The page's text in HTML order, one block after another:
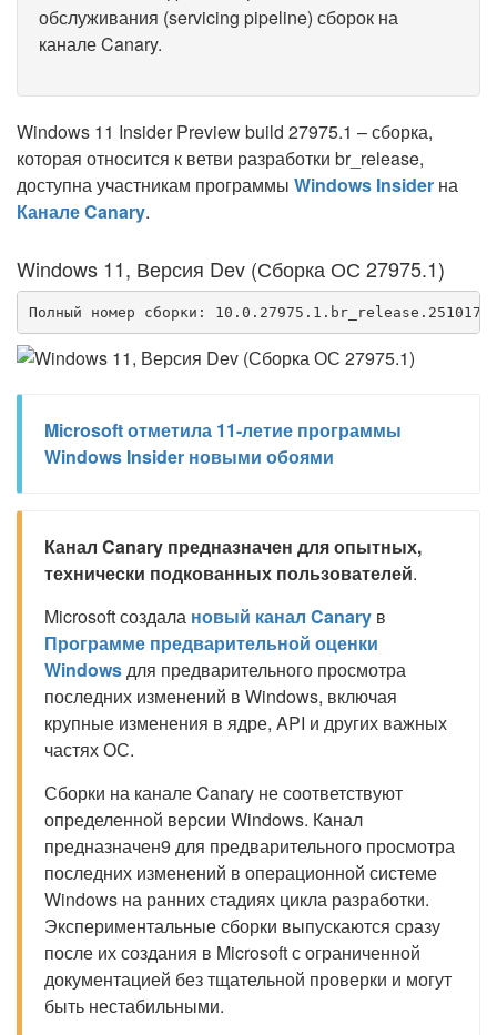
обслуживания (servicing pipeline) сборок на
канале Canary.
Windows 11 Insider Preview build 27975.1 – сборка,
которая относится к ветви разработки br_release,
доступна участникам программы Windows Insider на
Канале Canary.
Windows 11, Версия Dev (Сборка ОС 27975.1)
Полный номер сборки: 10.0.27975.1.br_release.251017-
Microsoft отметила 11-летие программы
Windows Insider новыми обоями
Канал Canary предназначен для опытных,
технически подкованных пользователей.
Microsoft создала новый канал Canary в
Программе предварительной оценки
Windowsдля предварительного просмотра
последних изменений в Windows, включая
крупные изменения в ядре, API и других важных
частях ОС.
Сборки на канале Canary не соответствуют
определенной версии Windows. Канал
предназначен9 для предварительного просмотра
последних изменений в операционной системе
Windows на ранних стадиях цикла разработки.
Экспериментальные сборки выпускаются сразу
после их создания в Microsoft с ограниченной
документацией без тщательной проверки и могут
быть нестабильными.